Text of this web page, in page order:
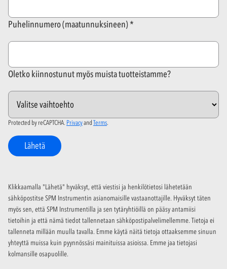
Puhelinnumero (maatunnuksineen)
Oletko kiinnostunut myös muista tuotteistamme?
Protected by reCAPTCHA. Privacyand Terms.
Lähetä
Klikkaamalla "Lähetä" hyväksyt, että viestisi ja henkilötietosi lähetetään
sähköpostitse SPM Instrumentin asianomaisille vastaanottajille. Hyväksyt täten
myös sen, että SPM Instrumentilla ja sen tytäryhtiöillä on pääsy antamiisi
tietoihin ja että nämä tiedot tallennetaan sähköpostipalvelimellemme. Tietoja ei
tallenneta millään muulla tavalla. Emme käytä näitä tietoja ottaaksemme sinuun
yhteyttä muissa kuin pyynnössäsi mainituissa asioissa. Emme jaa tietojasi
kolmansille osapuolille.